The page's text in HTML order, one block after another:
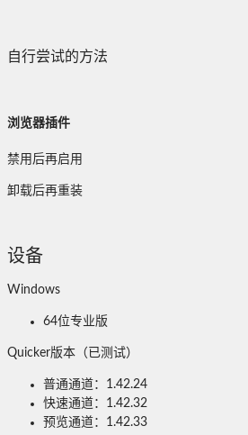
自行尝试的方法
浏览器插件
禁用后再启用
卸载后再重装
设备
Windows
64位专业版
Quicker版本（已测试）
普通通道：1.42.24
快速通道：1.42.32
预览通道：1.42.33